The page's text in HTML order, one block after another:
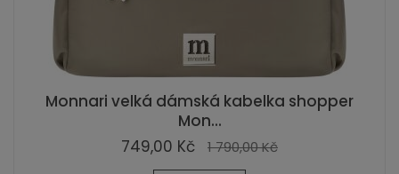
Monnari velká dámská kabelka shopper
Mon...
749,00 Kč
1 790,00 Kč